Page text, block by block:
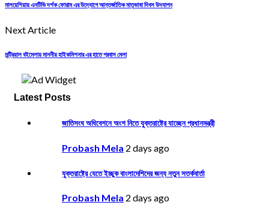
মালয়েশিয়ায় এনটিভি দর্শক ফোরাম এর উদ্যোগে আন্তর্জাতিক মাতৃভাষা দিবস উদযাপন
Next Article
মন্ট্রিয়াল বইমেলায় মাননীয় হাইকমিশনার এর হাতে প্রবাস মেলা
Latest Posts
জাতিসংঘ অধিবেশনে অংশ নিতে যুক্তরাষ্ট্রে যাচ্ছেন প্রধানমন্ত্রী
Probash Mela 2 days ago
যুক্তরাষ্ট্রে যেতে ইচ্ছুক বাংলাদেশিদের জন্য নতুন সতর্কবার্তা
Probash Mela 2 days ago